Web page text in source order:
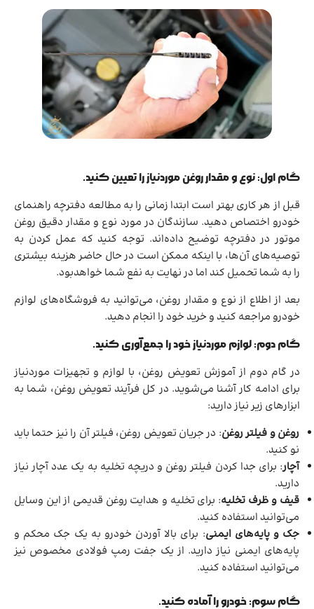
گام اول: نوع و مقدار روغن موردنیاز را تعیین کنید.
قبل از هر کاری بهتر است ابتدا زمانی را به مطالعه دفترچه راهنمای
خودرو اختصاص دهید. سازندگان در مورد نوع و مقدار دقیق روغن
موتور در دفترچه توضیح داده‌اند. توجه کنید که عمل کردن به
توصیه‌های آن‌ها، با اینکه ممکن است در حال حاضر هزینه بیشتری
را به شما تحمیل کند اما در نهایت به نفع شما خواهدبود.
بعد از اطلاع از نوع و مقدار روغن، می‌توانید به فروشگاه‌های لوازم
خودرو مراجعه کنید و خرید خود را انجام دهید.
گام دوم: لوازم موردنیاز خود را جمع‌آوری کنید.
در گام دوم از آموزش تعویض روغن، با لوازم و تجهیزات موردنیاز
برای ادامه کار آشنا می‌شوید. در کل فرآیند تعویض روغن، شما به
ابزارهای زیر نیاز دارید:
روغن و فیلتر روغن: در جریان تعویض روغن، فیلتر آن را نیز حتما باید
نو کنید.
آچار: برای جدا کردن فیلتر روغن و دریچه تخلیه به یک عدد آچار نیاز
دارید.
قیف و ظرف تخلیه: برای تخلیه و هدایت روغن قدیمی از این وسایل
می‌توانید استفاده کنید.
جک و پایه‌های ایمنی: برای بالا آوردن خودرو به یک جک محکم و
پایه‌های ایمنی نیاز دارید. از یک جفت رمپ فولادی مخصوص نیز
می‌توانید استفاده کنید.
گام سوم: خودرو را آماده کنید.